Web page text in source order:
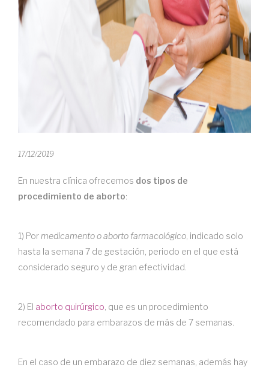
17/12/2019
En nuestra clínica ofrecemos dos tipos de
procedimiento de aborto:
1) Por medicamento o aborto farmacológico , indicado solo
hasta la semana 7 de gestación, periodo en el que está
considerado seguro y de gran efectividad.
2) El aborto quirúrgico , que es un procedimiento
recomendado para embarazos de más de 7 semanas.
En el caso de un embarazo de diez semanas, además hay